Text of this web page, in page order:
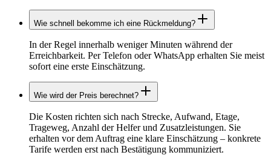
Wie schnell bekomme ich eine Rückmeldung?
In der Regel innerhalb weniger Minuten während der
Erreichbarkeit. Per Telefon oder WhatsApp erhalten Sie meist
sofort eine erste Einschätzung.
Wie wird der Preis berechnet?
Die Kosten richten sich nach Strecke, Aufwand, Etage,
Trageweg, Anzahl der Helfer und Zusatzleistungen. Sie
erhalten vor dem Auftrag eine klare Einschätzung – konkrete
Tarife werden erst nach Bestätigung kommuniziert.